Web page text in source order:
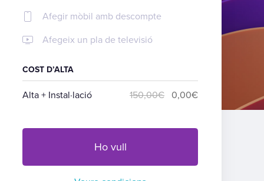
Afegir mòbil amb descompte
Afegeix un pla de televisió
COST D’ALTA
Alta + Instal·lació 150,00€ 0,00€
Ho vull